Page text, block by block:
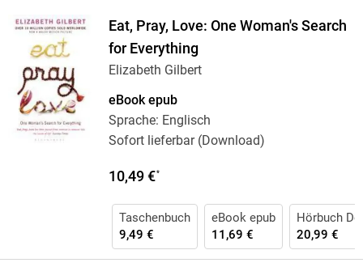
Eat, Pray, Love: One Woman's Search
for Everything
Elizabeth Gilbert
eBook epub
Sprache: Englisch
Sofort lieferbar (Download)
10,49 €*
Taschenbuch
9,49 €
eBook epub
11,69 €
Hörbuch
20,99 €